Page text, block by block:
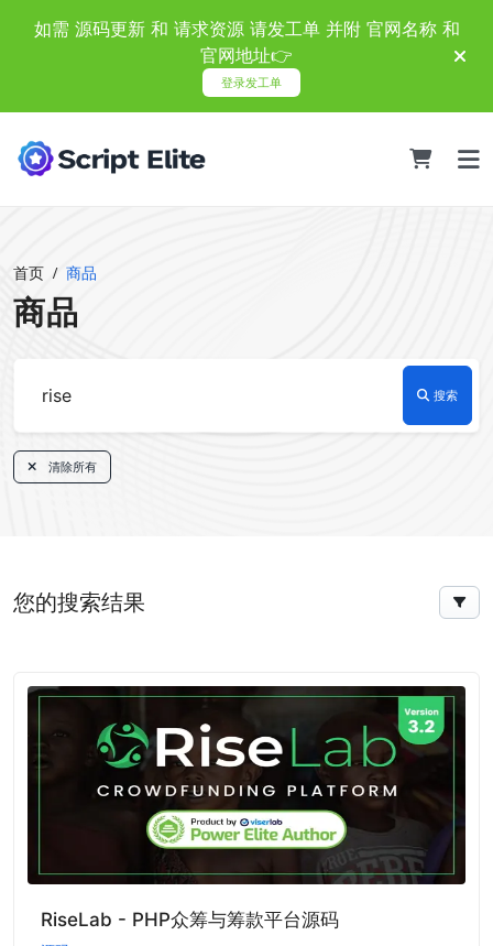
如需 源码更新 和 请求资源 请发工单 并附 官网名称 和
官网地址👉
登录发工单
首页 商品
商品
搜索
清除所有
您的搜索结果
RiseLab - PHP众筹与筹款平台源码